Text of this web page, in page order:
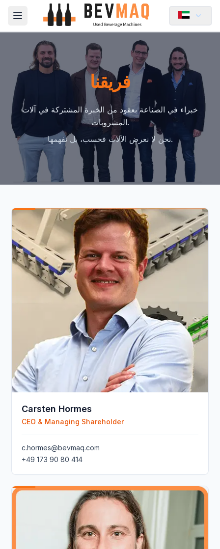
Open main menu
فريقنا
خبراء في الصناعة بعقود من الخبرة المشتركة في آلات
المشروبات.
نحن لا نعرض الآلات فحسب، بل نفهمها.
Carsten Hormes
CEO & Managing Shareholder
c.hormes@bevmaq.com
+49 173 90 80 414